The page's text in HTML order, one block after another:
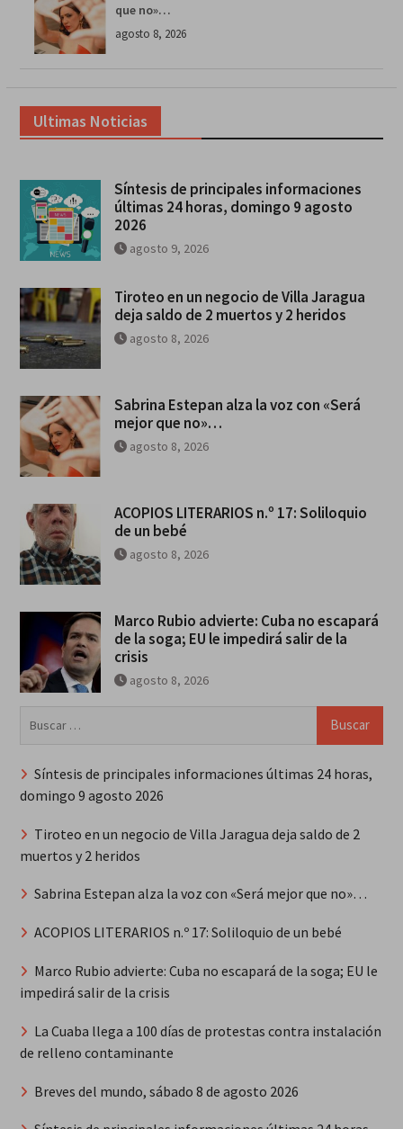
que no»…
agosto 8, 2026
Ultimas Noticias
Síntesis de principales informaciones
últimas 24 horas, domingo 9 agosto
2026
agosto 9, 2026
Tiroteo en un negocio de Villa Jaragua
deja saldo de 2 muertos y 2 heridos
agosto 8, 2026
Sabrina Estepan alza la voz con «Será
mejor que no»…
agosto 8, 2026
ACOPIOS LITERARIOS n.º 17: Soliloquio
de un bebé
agosto 8, 2026
Marco Rubio advierte: Cuba no escapará
de la soga; EU le impedirá salir de la
crisis
agosto 8, 2026
Síntesis de principales informaciones últimas 24 horas,
domingo 9 agosto 2026
Tiroteo en un negocio de Villa Jaragua deja saldo de 2
muertos y 2 heridos
Sabrina Estepan alza la voz con «Será mejor que no»…
ACOPIOS LITERARIOS n.º 17: Soliloquio de un bebé
Marco Rubio advierte: Cuba no escapará de la soga; EU le
impedirá salir de la crisis
La Cuaba llega a 100 días de protestas contra instalación
de relleno contaminante
Breves del mundo, sábado 8 de agosto 2026